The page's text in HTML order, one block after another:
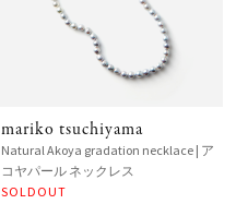
mariko tsuchiyama
Natural Akoya gradation necklace | ア
コヤパール ネックレス
SOLDOUT